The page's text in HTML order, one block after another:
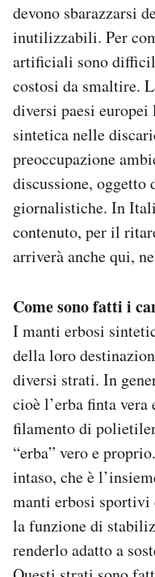
devono sbarazzarsi
inutilizzabili. Per
artificiali sono
costosi da smaltire.
diversi paesi europei
sintetica nelle
preoccupazione
discussione, oggetto
giornalistiche. In
contenuto, per il
arriverà anche qui,
Come sono fatti i
I manti erbosi
della loro
diversi strati. In
cioè l’erba finta
filamento di
“erba” vero e
intaso, che è
manti erbosi sportivi
la funzione di
renderlo adatto a